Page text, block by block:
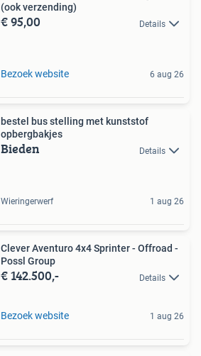
(ook verzending)
€ 95,00 Details
Bezoek website 6 aug 26
bestel bus stelling met kunststof
opbergbakjes
Bieden Details
Wieringerwerf 1 aug 26
Clever Aventuro 4x4 Sprinter - Offroad -
Possl Group
€ 142.500,- Details
Bezoek website 1 aug 26